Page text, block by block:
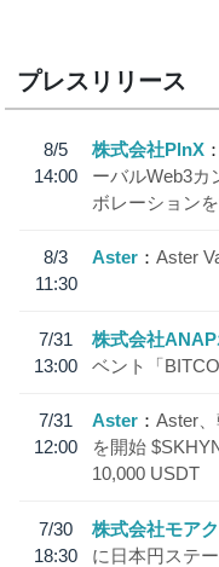
プレスリリース
8/5
14:00
株式会社PlnX
ーバルWeb3カ
ボレーション
8/3
11:30
Aster Aster
7/31
13:00
株式会社
ベント「
7/31
12:00
Aster
Aster
を開始
10,000 USDT
7/30
18:30
株式会社モア
に日本円ステ